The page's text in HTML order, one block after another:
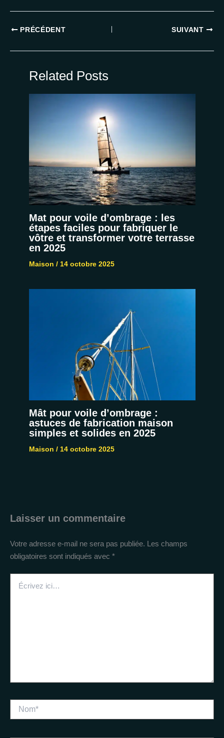
PRÉCÉDENT SUIVANT
Related Posts
Mat pour voile d’ombrage : les
étapes faciles pour fabriquer le
vôtre et transformer votre terrasse
en 2025
Maison / 14 octobre 2025
Mât pour voile d’ombrage :
astuces de fabrication maison
simples et solides en 2025
Maison / 14 octobre 2025
Laisser un commentaire
Votre adresse e-mail ne sera pas publiée. Les champs
obligatoires sont indiqués avec *
ici…